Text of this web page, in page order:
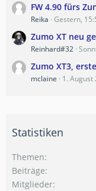
FW 4.90 fürs
Reika Gestern,
Zumo XT neu
Reinhard#32
Zumo XT3,
mclaine 1. August
Statistiken
Themen
Beiträge
Mitglieder